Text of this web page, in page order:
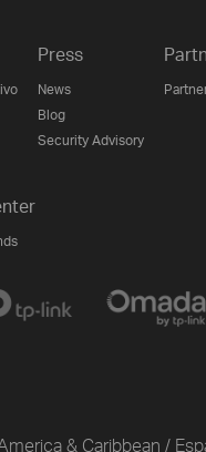
Press
News
Blog
Security Advisory
& Caribbean /